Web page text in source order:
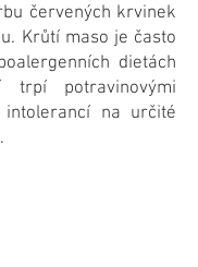
červených krvinek
Krůtí maso je často
dietách
potravinovými
na určité